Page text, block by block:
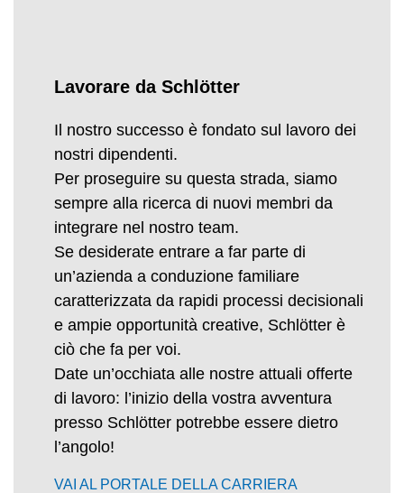
Lavorare da Schlötter
Il nostro successo è fondato sul lavoro dei
nostri dipendenti.
Per proseguire su questa strada, siamo
sempre alla ricerca di nuovi membri da
integrare nel nostro team.
Se desiderate entrare a far parte di
un’azienda a conduzione familiare
caratterizzata da rapidi processi decisionali
e ampie opportunità creative, Schlötter è
ciò che fa per voi.
Date un’occhiata alle nostre attuali offerte
di lavoro: l’inizio della vostra avventura
presso Schlötter potrebbe essere dietro
l’angolo!
VAI AL PORTALE DELLA CARRIERA